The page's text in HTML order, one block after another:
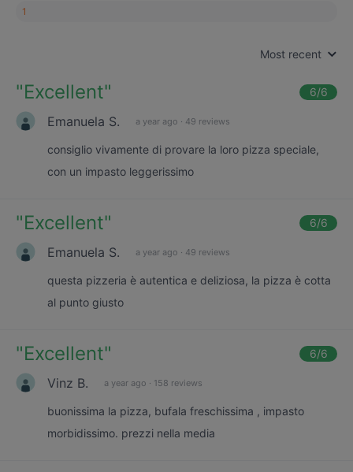
1
Most recent
"Excellent" 6/6
Emanuela S. a year ago · 49 reviews
consiglio vivamente di provare la loro pizza speciale,
con un impasto leggerissimo
"Excellent" 6/6
Emanuela S. a year ago · 49 reviews
questa pizzeria è autentica e deliziosa, la pizza è cotta
al punto giusto
"Excellent" 6/6
Vinz B. a year ago · 158 reviews
buonissima la pizza, bufala freschissima , impasto
morbidissimo. prezzi nella media